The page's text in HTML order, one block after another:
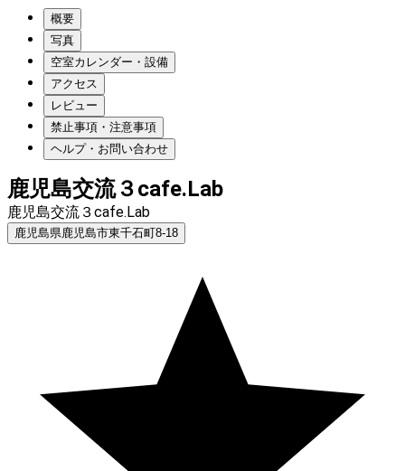
概要
写真
空室カレンダー・設備
アクセス
レビュー
禁止事項・注意事項
ヘルプ・お問い合わせ
鹿児島交流３cafe.Lab
鹿児島交流３cafe.Lab
鹿児島県鹿児島市東千石町8-18